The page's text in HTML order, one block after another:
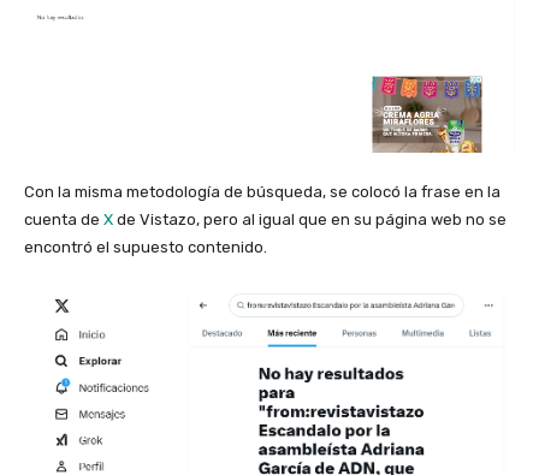
Con la misma metodología de búsqueda, se colocó la frase en la
cuenta de X de Vistazo, pero al igual que en su página web no se
encontró el supuesto contenido.